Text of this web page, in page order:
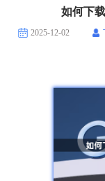
如何下
2025-12-02